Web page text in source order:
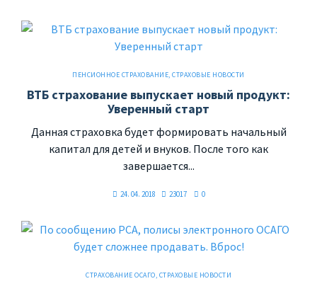
ПЕНСИОННОЕ СТРАХОВАНИЕ,СТРАХОВЫЕ НОВОСТИ
ВТБ страхование выпускает новый продукт:
Уверенный старт
Данная страховка будет формировать начальный
капитал для детей и внуков. После того как
завершается...
24. 04. 2018 23017 0
СТРАХОВАНИЕ ОСАГО, СТРАХОВЫЕ НОВОСТИ